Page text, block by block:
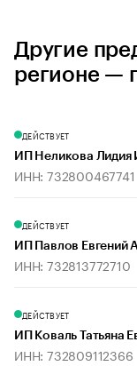
Другие
регионе —
ДЕЙСТВУЕТ
ИП Неликова Лидия
ИНН: 732800467741
ДЕЙСТВУЕТ
ИП Павлов Евгений
ИНН: 732813772710
ДЕЙСТВУЕТ
ИП Коваль Татьяна
ИНН: 732809112366